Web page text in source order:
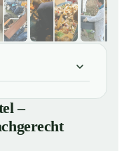
schnell
–